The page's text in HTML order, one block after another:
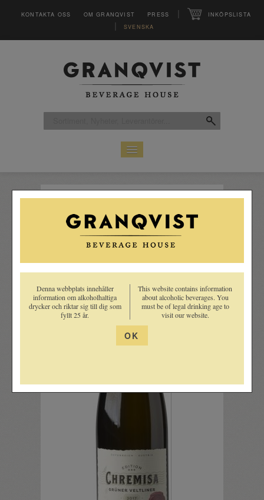
KONTAKTA OSS OM GRANQVIST PRESS | INKÖPSLISTA
| SVENSKA
LEVERANTÖRER
CLUB
MAGASINET VINFO
INSPIRATION
Denna webbplats innehåller
information om alkoholhaltiga
drycker och riktar sig till dig som
fyllt 25 år.
This website contains information
about alcoholic beverages. You
must be of legal drinking age to
visit our website.
OK